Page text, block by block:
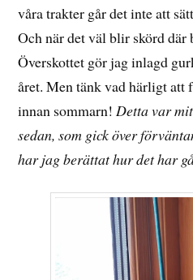
våra trakter går det inte att
Och när det väl blir skörd där
Överskottet gör jag inlagd
året. Men tänk vad härligt att
innan sommarn! Detta var
sedan, som gick över
har jag berättat hur det har